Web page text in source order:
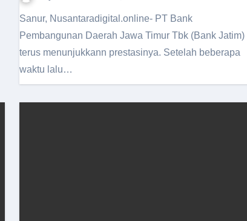
Sanur, Nusantaradigital.online- PT Bank
Pembangunan Daerah Jawa Timur Tbk (Bank Jatim)
terus menunjukkann prestasinya. Setelah beberapa
waktu lalu…